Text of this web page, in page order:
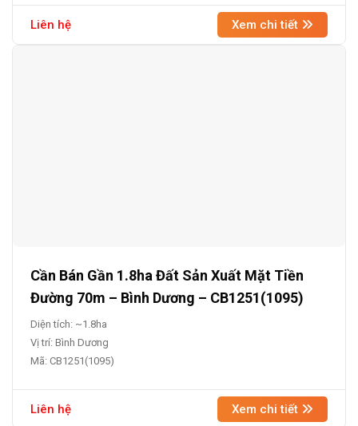
Liên hệ Xem chi tiết
Cần Bán Gần 1.8ha Đất Sản Xuất Mặt Tiền
Đường 70m – Bình Dương – CB1251(1095)
Diện tích: ~1.8ha
Vị trí: Bình Dương
Mã: CB1251(1095)
Liên hệ Xem chi tiết